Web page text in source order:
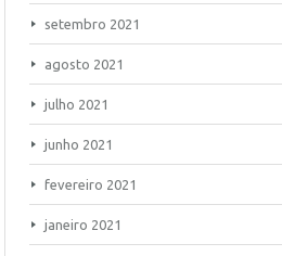
setembro 2021
agosto 2021
julho 2021
junho 2021
fevereiro 2021
janeiro 2021